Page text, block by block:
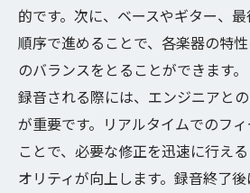
的です。次に、ベースやギター、
順序で進めることで、各楽器の特
のバランスをとることができます
録音される際には、エンジニアと
が重要です。リアルタイムでのフ
ことで、必要な修正を迅速に行え
オリティが向上します。録音終了